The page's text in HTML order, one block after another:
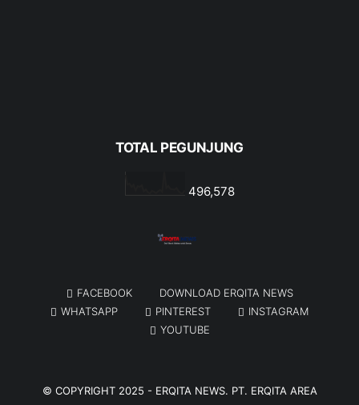
TOTAL PEGUNJUNG
496,578
FACEBOOK
DOWNLOAD ERQITA NEWS
WHATSAPP
PINTEREST
INSTAGRAM
YOUTUBE
© COPYRIGHT 2025 - ERQITA NEWS. PT. ERQITA AREA